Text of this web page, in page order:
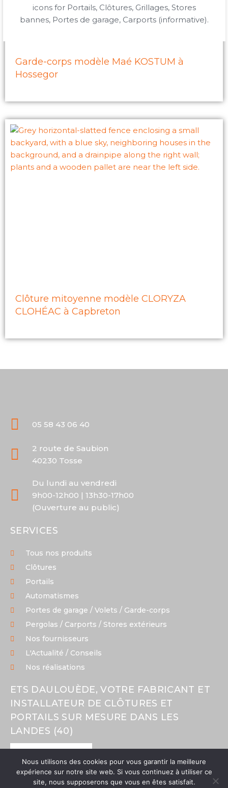
Garde-corps modèle Maé KOSTUM à
Hossegor
Clôture mitoyenne modèle CLORYZA
CLOHÉAC à Capbreton
05 58 43 06 40
2 route de Saubion
40230 Tosse
Du lundi au vendredi
9h00-12h00 | 13h30-17h00
(Ouverture au public)
SERVICES
Tous nos produits
Clôtures
Portails
Automatismes
Portes de garage / Volets / Garde-corps
Pergolas / Carports / Stores extérieurs
Nos fournisseurs
L'Actualité / Conseils
Nos réalisations
ETS DAULOUÈDE, VOTRE FABRICANT ET
INSTALLATEUR DE CLÔTURES ET
PORTAILS SUR MESURE DANS LES
LANDES (40)
NOUS TROUVER
Nous utilisons des cookies pour vous garantir la meilleure
expérience sur notre site web. Si vous continuez à utiliser ce
site, nous supposerons que vous en êtes satisfait.